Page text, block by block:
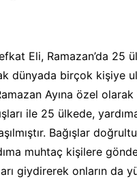
Eli, Ramazan’da 25
dünyada birçok kişiye
Ayına özel
ile 25 ülkede,
Bağışlar
muhtaç kişilere
giydirerek onların da